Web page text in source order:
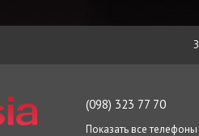
(098) 323 77 70
Показать все телефоны